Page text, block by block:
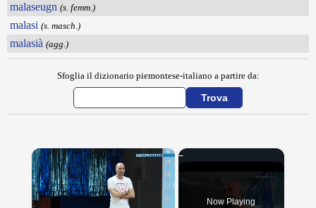
malaseugn (s. femm.)
malasi (s. masch.)
malasià (agg.)
Sfoglia il dizionario piemontese-italiano a partire da:
×
Now Playing